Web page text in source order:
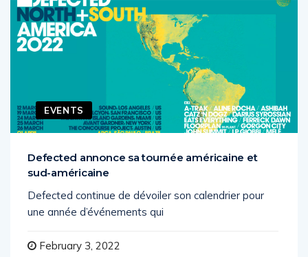
EVENTS
Defected annonce sa tournée américaine et
sud-américaine
Defected continue de dévoiler son calendrier pour
une année d’événements qui
February 3, 2022